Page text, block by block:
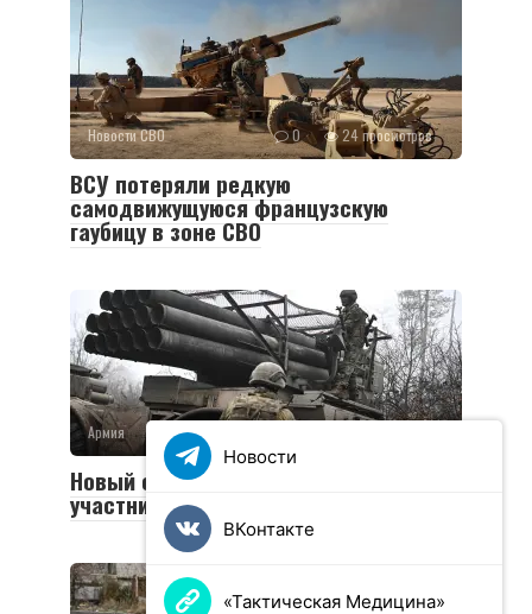
Новости СВО 0 24 просмотров
ВСУ потеряли редкую
самодвижущуюся французскую
гаубицу в зоне СВО
Армия
Новый социальный контракт для
участников СВО
Новости
ВКонтакте
«Тактическая Медицина»